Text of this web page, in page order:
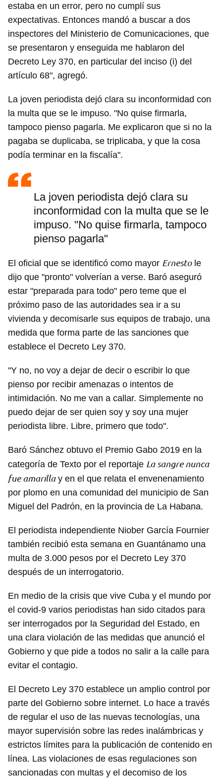
estaba en un error, pero no cumplí sus
expectativas. Entonces mandó a buscar a dos
inspectores del Ministerio de Comunicaciones, que
se presentaron y enseguida me hablaron del
Decreto Ley 370, en particular del inciso (i) del
artículo 68", agregó.
La joven periodista dejó clara su inconformidad con
la multa que se le impuso. "No quise firmarla,
tampoco pienso pagarla. Me explicaron que si no la
pagaba se duplicaba, se triplicaba, y que la cosa
podía terminar en la fiscalía".
La joven periodista dejó clara su
inconformidad con la multa que se le
impuso. "No quise firmarla, tampoco
pienso pagarla"
El oficial que se identificó como mayor Ernestole
dijo que "pronto" volverían a verse. Baró aseguró
estar "preparada para todo" pero teme que el
próximo paso de las autoridades sea ir a su
vivienda y decomisarle sus equipos de trabajo, una
medida que forma parte de las sanciones que
establece el Decreto Ley 370.
"Y no, no voy a dejar de decir o escribir lo que
pienso por recibir amenazas o intentos de
intimidación. No me van a callar. Simplemente no
puedo dejar de ser quien soy y soy una mujer
periodista libre. Libre, primero que todo".
Baró Sánchez obtuvo el Premio Gabo 2019 en la
categoría de Texto por el reportaje La sangre nunca
fue amarillay en el que relata el envenenamiento
por plomo en una comunidad del municipio de San
Miguel del Padrón, en la provincia de La Habana.
El periodista independiente Niober García Fournier
también recibió esta semana en Guantánamo una
multa de 3.000 pesos por el Decreto Ley 370
después de un interrogatorio.
En medio de la crisis que vive Cuba y el mundo por
el covid-9 varios periodistas han sido citados para
ser interrogados por la Seguridad del Estado, en
una clara violación de las medidas que anunció el
Gobierno y que pide a todos no salir a la calle para
evitar el contagio.
El Decreto Ley 370 establece un amplio control por
parte del Gobierno sobre internet. Lo hace a través
de regular el uso de las nuevas tecnologías, una
mayor supervisión sobre las redes inalámbricas y
estrictos límites para la publicación de contenido en
línea. Las violaciones de esas regulaciones son
sancionadas con multas y el decomiso de los